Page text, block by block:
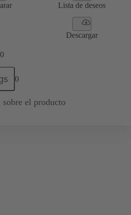
Lista de deseos
Descargar
0
0
sobre el producto